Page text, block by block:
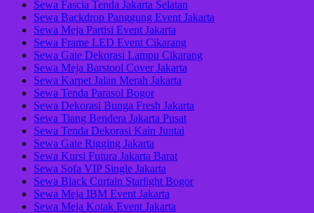
Sewa Fascia Tenda Jakarta Selatan
Sewa Backdrop Panggung Event Jakarta
Sewa Meja Partisi Event Jakarta
Sewa Frame LED Event Cikarang
Sewa Gate Dekorasi Lampu Cikarang
Sewa Meja Barstool Cover Jakarta
Sewa Karpet Jalan Merah Jakarta
Sewa Tenda Parasol Bogor
Sewa Dekorasi Bunga Fresh Jakarta
Sewa Tiang Bendera Jakarta Pusat
Sewa Tenda Dekorasi Kain Juntai
Sewa Gate Rigging Jakarta
Sewa Kursi Futura Jakarta Barat
Sewa Sofa VIP Single Jakarta
Sewa Black Curtain Starlight Bogor
Sewa Meja IBM Event Jakarta
Sewa Meja Kotak Event Jakarta